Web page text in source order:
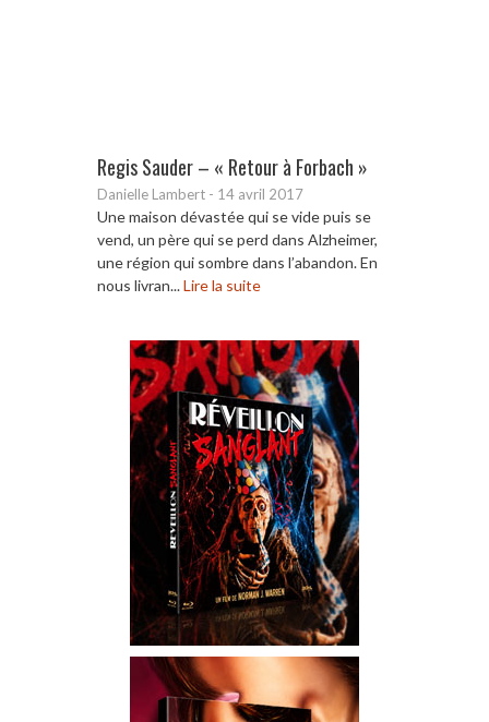
Regis Sauder – « Retour à Forbach »
Danielle Lambert - 14 avril 2017
Une maison dévastée qui se vide puis se
vend, un père qui se perd dans Alzheimer,
une région qui sombre dans l’abandon. En
nous livran...Lire la suite